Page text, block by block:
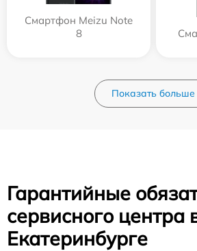
Смартфон Meizu Note
8
Показать больше
Гарантийные
сервисного центра
Екатеринбурге